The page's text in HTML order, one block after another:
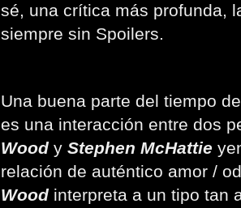
sé, una crítica más profunda,
siempre sin Spoilers.
Una buena parte del tiempo
es una interacción entre dos
Wood y Stephen McHattie
relación de auténtico amor /
Wood interpreta a un tipo tan